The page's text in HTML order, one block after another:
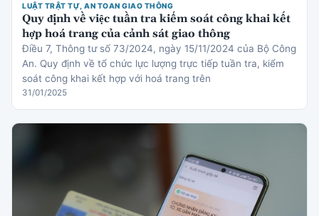
LUẬT TRẬT TỰ, AN TOAN GIAO THÔNG
Quy định về việc tuần tra kiểm soát công khai kết
hợp hoá trang của cảnh sát giao thông
Điều 7, Thông tư số 73/2024, ngày 15/11/2024 của Bộ Công
An. Quy định về tổ chức lực lượng trực tiếp tuần tra, kiểm
soát công khai kết hợp với hoá trang trên
31/01/2025